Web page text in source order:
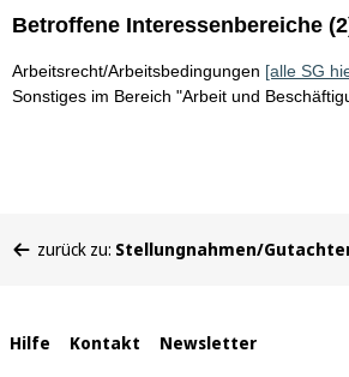
Betroffene Interessenbereiche
Arbeitsrecht/Arbeitsbedingungen [alle SG
Sonstiges im Bereich "Arbeit und
befinden
zurück zu: Stellungnahmen/
Interne
Hilfe Kontakt Newsletter